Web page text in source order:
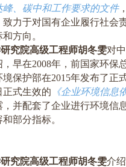
峰、碳中和工作要求的文件
力于对国有企业履行社会
方向。
研究院高级工程师胡冬雯对
，早在2008年，前国家环保
境保护部在2015年发布了正
正式生效的 《企业环境信息
并配套了企业进行环境信
部分指标。
研究院高级工程师胡冬雯介